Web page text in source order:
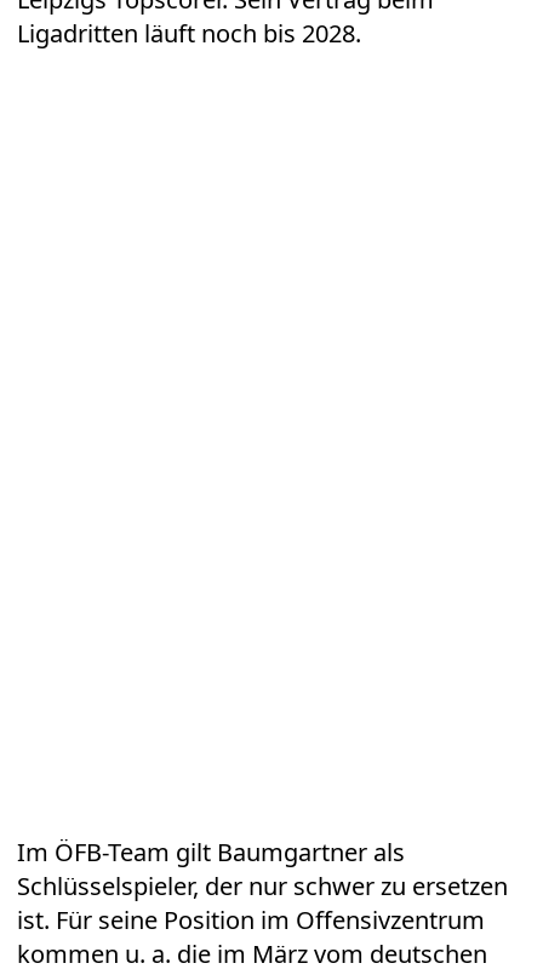
Ligadritten läuft noch bis 2028.
Im ÖFB-Team gilt Baumgartner als
Schlüsselspieler, der nur schwer zu ersetzen
ist. Für seine Position im Offensivzentrum
kommen u. a. die im März vom deutschen